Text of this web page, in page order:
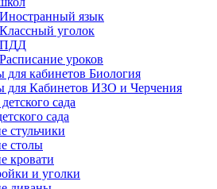
язык
уголок
ПДД
уроков
для кабинетов Биология
для Кабинетов ИЗО и Черчения
сада
сада
стульчики
столы
кровати
и уголки